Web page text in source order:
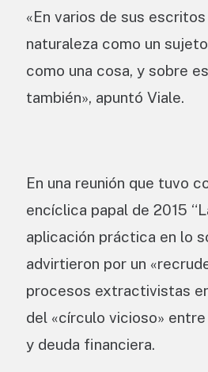
«En varios de sus
naturaleza como un
como una cosa, y sobre
también», apuntó Viale.
En una reunión que tuvo
encíclica papal de 2015
aplicación práctica en lo
advirtieron por un
procesos extractivistas
del «círculo vicioso»
y deuda financiera.